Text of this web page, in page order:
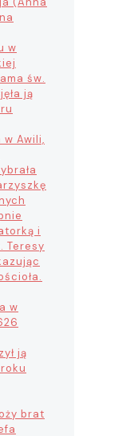
w
św.
ją
Awili,
i
Teresy
w
ją
brat